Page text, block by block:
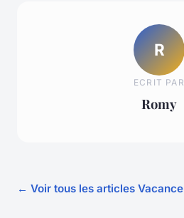
R
ECRIT PAR
Romy
← Voir tous les articles Vacance